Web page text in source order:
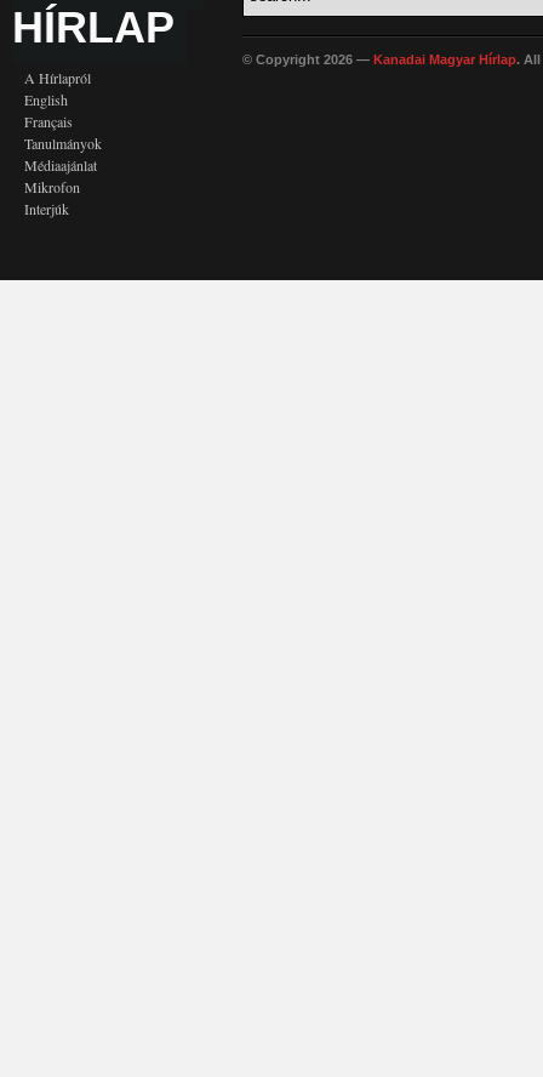
HÍRLAP
A Hírlapról
English
Français
Tanulmányok
Médiaajánlat
Mikrofon
Interjúk
© Copyright 2026 — Kanadai Magyar Hírlap. All